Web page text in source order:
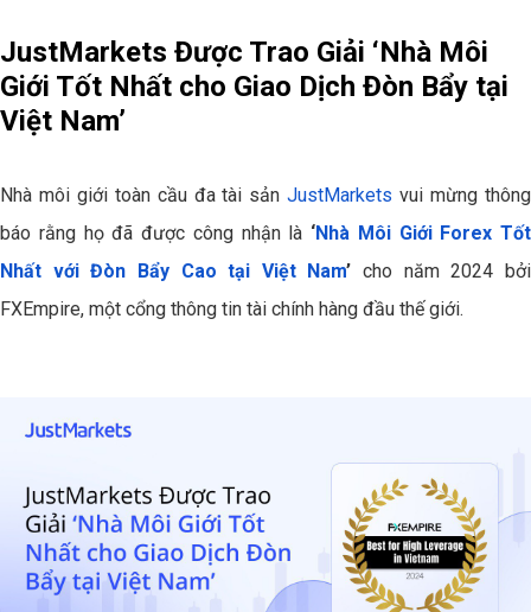
JustMarkets Được Trao Giải ‘Nhà Môi
Giới Tốt Nhất cho Giao Dịch Đòn Bẩy tại
Việt Nam’
Nhà môi giới toàn cầu đa tài sảnJustMarkets vui mừng thông
báo rằng họ đã được công nhận là ‘Nhà Môi Giới Forex Tốt
Nhất với Đòn Bẩy Cao tại Việt Nam’ cho năm 2024 bởi
FXEmpire, một cổng thông tin tài chính hàng đầu thế giới.